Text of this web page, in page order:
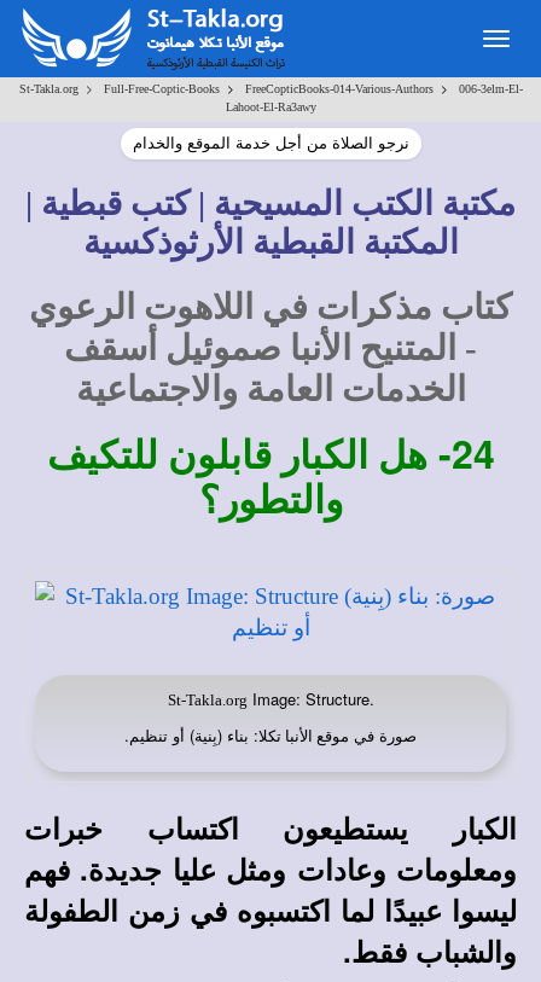
St-Takla.org> Full-Free-Coptic-Books> FreeCopticBooks-014-Various-Authors>
006-3elm-El-
Lahoot-El-Ra3awy
نرجو الصلاة من أجل خدمة الموقع والخدام
مكتبة الكتب المسيحية | كتب قبطية |
المكتبة القبطية الأرثوذكسية
كتاب مذكرات في اللاهوت الرعوي
- المتنيح الأنبا صموئيل أسقف
الخدمات العامة والاجتماعية
24- هل الكبار قابلون للتكيف
والتطور؟
St-Takla.org Image: Structure.
صورة في موقع الأنبا تكلا: بناء (بِنية) أو تنظيم.
الكبار يستطيعون اكتساب خبرات
ومعلومات وعادات ومثل عليا جديدة. فهم
ليسوا عبيدًا لما اكتسبوه في زمن الطفولة
والشباب فقط.